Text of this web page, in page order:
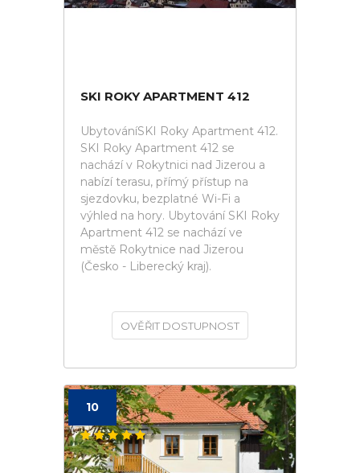
SKI ROKY APARTMENT 412
UbytováníSKI Roky Apartment 412.
SKI Roky Apartment 412 se
nachází v Rokytnici nad Jizerou a
nabízí terasu, přímý přístup na
sjezdovku, bezplatné Wi-Fi a
výhled na hory. Ubytování SKI Roky
Apartment 412 se nachází ve
městě Rokytnice nad Jizerou
(Česko - Liberecký kraj).
OVĚŘIT DOSTUPNOST
10